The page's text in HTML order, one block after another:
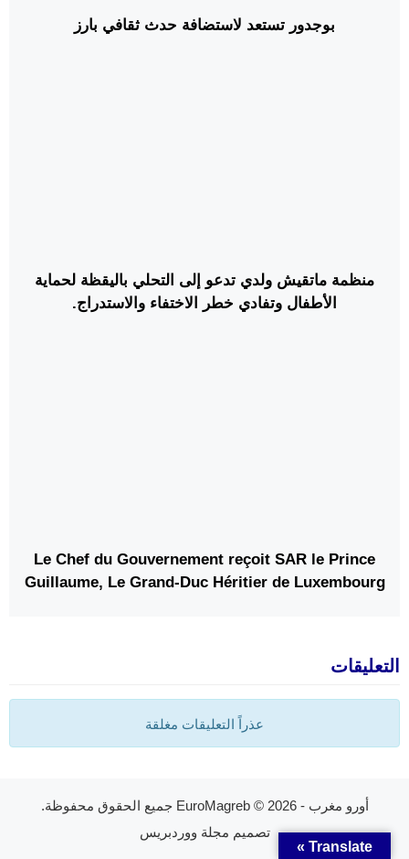
بوجدور تستعد لاستضافة حدث ثقافي بارز
منظمة ماتقيش ولدي تدعو إلى التحلي باليقظة لحماية
الأطفال وتفادي خطر الاختفاء والاستدراج.
Le Chef du Gouvernement reçoit SAR le Prince
Guillaume, Le Grand-Duc Héritier de Luxembourg
التعليقات
عذراً التعليقات مغلقة
أورو مغرب - EuroMagreb© 2026 جميع الحقوق محفوظة.
تصميم مجلة ووردبريس
Translate »